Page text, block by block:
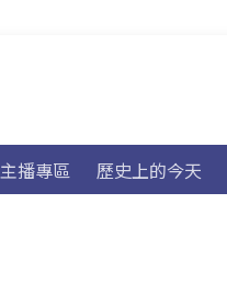
主播專區 歷史上的今天